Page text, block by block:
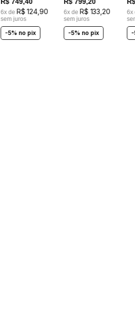
6x de R$ 124,90
sem juros
-5% no pix
6x de R$ 133 20
sem juros
-5% no pix
6x
-